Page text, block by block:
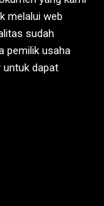
melalui web
sudah
pemilik usaha
untuk dapat